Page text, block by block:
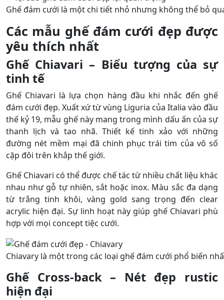
Ghế đám cưới là một chi tiết nhỏ nhưng không thể bỏ
Các mẫu ghế đám cưới đẹp được
yêu thích nhất
Ghế Chiavari – Biểu tượng của sự
tinh tế
Ghế Chiavari là lựa chọn hàng đầu khi nhắc đến ghế
đám cưới đẹp. Xuất xứ từ vùng Liguria của Italia vào đầu
thế kỷ 19, mẫu ghế này mang trong mình dấu ấn của sự
thanh lịch và tao nhã. Thiết kế tinh xảo với những
đường nét mềm mại đã chinh phục trái tim của vô số
cặp đôi trên khắp thế giới.
Ghế Chiavari có thể được chế tác từ nhiều chất liệu khác
nhau như gỗ tự nhiên, sắt hoặc inox. Màu sắc đa dạng
từ trắng tinh khôi, vàng gold sang trọng đến clear
acrylic hiện đại. Sự linh hoạt này giúp ghế Chiavari phù
hợp với mọi concept tiệc cưới.
Chiavary là một trong các loại ghế đám cưới phổ biến
Ghế Cross-back – Nét đẹp rustic
hiện đại